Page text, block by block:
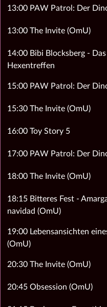
13:00 PAW Patrol: Der
13:00 The Invite (OmU)
14:00 Bibi Blocksberg -
Hexentreffen
15:00 PAW Patrol: Der
15:30 The Invite (OmU)
16:00 Toy Story 5
17:00 PAW Patrol: Der
18:00 The Invite (OmU)
18:15 Bitteres Fest -
navidad (OmU)
19:00 Lebensansichten
(OmU)
20:30 The Invite (OmU)
20:45 Obsession (OmU)